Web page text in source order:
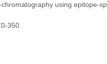
using epitope-
350